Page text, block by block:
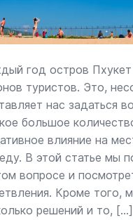
год остров
туристов. Это,
нас задаться
большое
влияние на
В этой статье мы
вопросе и
Кроме того,
решений и то, […]